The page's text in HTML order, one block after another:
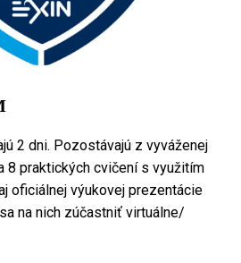
2 dni. Pozostávajú z vyváženej
8 praktických cvičení s využitím
oficiálnej výukovej prezentácie
na nich zúčastniť virtuálne/